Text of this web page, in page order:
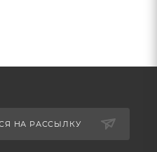
НА РАССЫЛКУ